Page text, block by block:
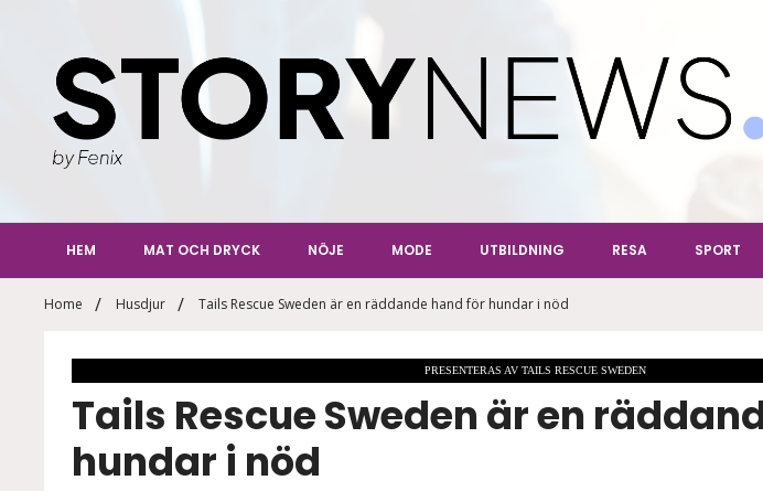
StoryNews
HEM MAT OCH DRYCK NÖJE MODE UTBILDNING RESA SPORT
Home Husdjur Tails Rescue Sweden är en räddande hand för hundar i nöd
PRESENTERAS AV TAILS RESCUE SWEDEN
Tails Rescue Sweden är en
hundar i nöd